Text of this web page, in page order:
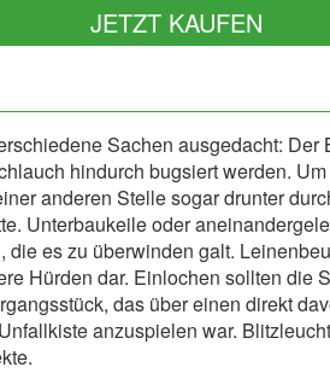
JETZT KAUFEN
Sachen ausgedacht: Der
hindurch bugsiert werden.
anderen Stelle sogar drunter
Unterbaukeile oder
es zu überwinden galt.
Hürden dar. Einlochen sollten die
das über einen direkt
anzuspielen war.